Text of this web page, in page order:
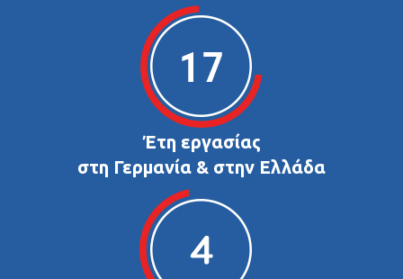
Έτη εργασίας
στη Γερμανία & στην Ελλάδα